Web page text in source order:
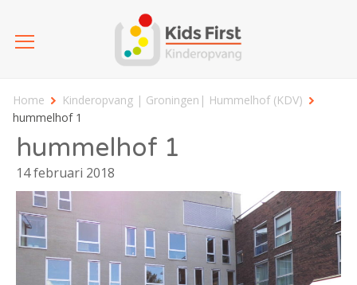
Home
Kinderopvang | Groningen| Hummelhof (KDV)
hummelhof 1
hummelhof 1
14 februari 2018